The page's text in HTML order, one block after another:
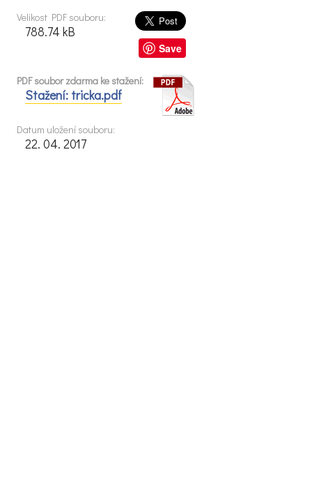
Save
Velikost PDF souboru:
788.74 kB
PDF soubor zdarma ke stažení:
Stažení: tricka.pdf
Datum uložení souboru:
22. 04. 2017